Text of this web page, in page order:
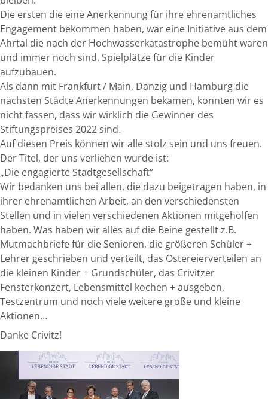
Die ersten die eine Anerkennung für ihre ehrenamtliches
Engagement bekommen haben, war eine Initiative aus dem
Ahrtal die nach der Hochwasserkatastrophe bemüht waren
und immer noch sind, Spielplätze für die Kinder
aufzubauen.
Als dann mit Frankfurt / Main, Danzig und Hamburg die
nächsten Städte Anerkennungen bekamen, konnten wir es
nicht fassen, dass wir wirklich die Gewinner des
Stiftungspreises 2022 sind.
Auf diesen Preis können wir alle stolz sein und uns freuen.
Der Titel, der uns verliehen wurde ist:
„Die engagierte Stadtgesellschaft“
Wir bedanken uns bei allen, die dazu beigetragen haben, in
ihrer ehrenamtlichen Arbeit, an den verschiedensten
Stellen und in vielen verschiedenen Aktionen mitgeholfen
haben. Was haben wir alles auf die Beine gestellt z.B.
Mutmachbriefe für die Senioren, die größeren Schüler +
Lehrer geschrieben und verteilt, das Ostereierverteilen an
die kleinen Kinder + Grundschüler, das Crivitzer
Fensterkonzert, Lebensmittel kochen + ausgeben,
Testzentrum und noch viele weitere große und kleine
Aktionen…
Danke Crivitz!